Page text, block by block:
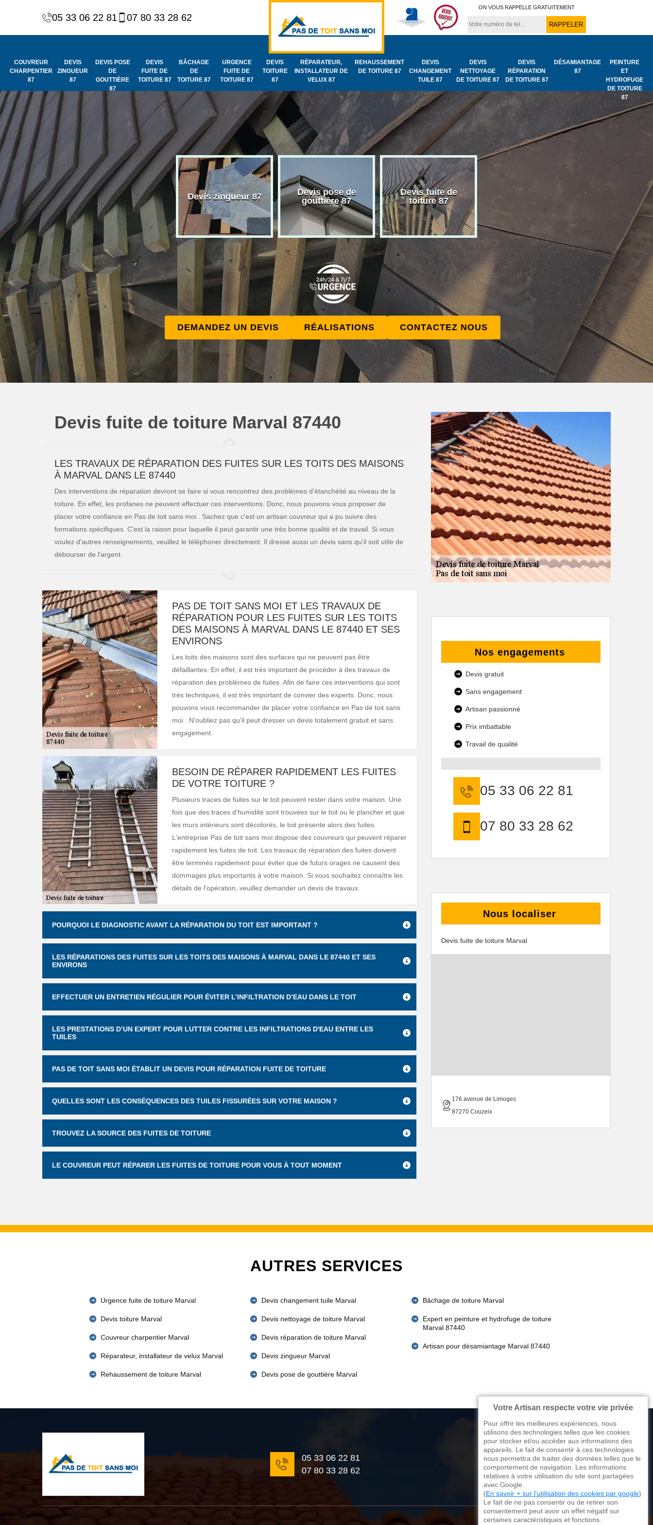
05 33 06 22 81 07 80 33 28 62
ON VOUS RAPPELLE GRATUITEMENT
COUVREUR
CHARPENTIER
87
DEVIS
ZINGUEUR
87
DEVIS POSE
DE
GOUTTIÈRE
87
DEVIS
FUITE DE
TOITURE 87
BÂCHAGE
DE
TOITURE 87
URGENCE
FUITE DE
TOITURE 87
DEVIS
TOITURE
87
RÉPARATEUR,
INSTALLATEUR DE
VELUX 87
REHAUSSEMENT
DE TOITURE 87
DEVIS
CHANGEMENT
TUILE 87
DEVIS
NETTOYAGE
DE TOITURE 87
DEVIS
RÉPARATION
DE TOITURE 87
DÉSAMIANTAGE
87
PEINTURE
ET
HYDROFUGE
DE TOITURE
87
et
de
toiture 87
Couvreur
charpentier 87
Devis zingueur 87
Devis pose de
gouttière 87
Devis fuite de
toiture 87
Urgence
toiture 87
DEMANDEZ UN DEVIS RÉALISATIONS CONTACTEZ NOUS
Devis fuite de toiture Marval 87440
LES TRAVAUX DE RÉPARATION DES FUITES SUR LES TOITS DES MAISONS
À MARVAL DANS LE 87440
Des interventions de réparation devront se faire si vous rencontrez des problèmes d'étanchéité au niveau de la
toiture. En effet, les profanes ne peuvent effectuer ces interventions. Donc, nous pouvons vous proposer de
placer votre confiance en Pas de toit sans moi . Sachez que c'est un artisan couvreur qui a pu suivre des
formations spécifiques. C'est la raison pour laquelle il peut garantir une très bonne qualité et de travail. Si vous
voulez d'autres renseignements, veuillez le téléphoner directement. Il dresse aussi un devis sans qu'il soit utile de
débourser de l'argent.
PAS DE TOIT SANS MOI ET LES TRAVAUX DE
RÉPARATION POUR LES FUITES SUR LES TOITS
DES MAISONS À MARVAL DANS LE 87440 ET SES
ENVIRONS
Les toits des maisons sont des surfaces qui ne peuvent pas être
défaillantes. En effet, il est très important de procéder à des travaux de
réparation des problèmes de fuites. Afin de faire ces interventions qui sont
très techniques, il est très important de convier des experts. Donc, nous
pouvons vous recommander de placer votre confiance en Pas de toit sans
moi . N'oubliez pas qu'il peut dresser un devis totalement gratuit et sans
engagement.
BESOIN DE RÉPARER RAPIDEMENT LES FUITES
DE VOTRE TOITURE ?
Plusieurs traces de fuites sur le toit peuvent rester dans votre maison. Une
fois que des traces d'humidité sont trouvées sur le toit ou le plancher et que
les murs intérieurs sont décolorés, le toit présente alors des fuites.
L'entreprise Pas de toit sans moi dispose des couvreurs qui peuvent réparer
rapidement les fuites de toit. Les travaux de réparation des fuites doivent
être terminés rapidement pour éviter que de futurs orages ne causent des
dommages plus importants à votre maison. Si vous souhaitez connaître les
détails de l'opération, veuillez demander un devis de travaux.
POURQUOI LE DIAGNOSTIC AVANT LA RÉPARATION DU TOIT EST IMPORTANT ?
LES RÉPARATIONS DES FUITES SUR LES TOITS DES MAISONS À MARVAL DANS LE 87440 ET SES
ENVIRONS
EFFECTUER UN ENTRETIEN RÉGULIER POUR ÉVITER L’INFILTRATION D’EAU DANS LE TOIT
LES PRESTATIONS D’UN EXPERT POUR LUTTER CONTRE LES INFILTRATIONS D'EAU ENTRE LES
TUILES
PAS DE TOIT SANS MOI ÉTABLIT UN DEVIS POUR RÉPARATION FUITE DE TOITURE
QUELLES SONT LES CONSÉQUENCES DES TUILES FISSURÉES SUR VOTRE MAISON ?
TROUVEZ LA SOURCE DES FUITES DE TOITURE
LE COUVREUR PEUT RÉPARER LES FUITES DE TOITURE POUR VOUS À TOUT MOMENT
Nos engagements
Devis gratuit
Sans engagement
Artisan passionné
Prix imbattable
Travail de qualité
05 33 06 22 81
07 80 33 28 62
Nous localiser
Devis fuite de toiture Marval
176 avenue de Limoges
87270 Couzeix
AUTRES SERVICES
Urgence fuite de toiture Marval
Devis toiture Marval
Couvreur charpentier Marval
Réparateur, installateur de velux Marval
Rehaussement de toiture Marval
Devis changement tuile Marval
Devis nettoyage de toiture Marval
Devis réparation de toiture Marval
Devis zingueur Marval
Devis pose de gouttière Marval
Bâchage de toiture Marval
Expert en peinture et hydrofuge de toiture
Marval 87440
Artisan pour désamiantage Marval 87440
05 33 06 22 81
07 80 33 28 62
176 avenue de Limoges
87270 Couzeix
Votre Artisan respecte votre vie privée
Pour offrir les meilleures expériences, nous
utilisons des technologies telles que les cookies
pour stocker et/ou accéder aux informations des
appareils. Le fait de consentir à ces technologies
nous permettra de traiter des données telles que le
comportement de navigation. Les informations
relatives à votre utilisation du site sont partagées
avec Google.
(En savoir + sur l'utilisation des cookies par google)
Le fait de ne pas consentir ou de retirer son
consentement peut avoir un effet négatif sur
certaines caractéristiques et fonctions.